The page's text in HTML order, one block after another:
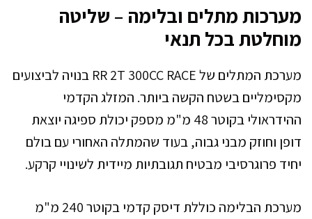
מערכות מתלים ובלימה – שליטה
מוחלטת בכל תנאי
מערכת המתלים של RR 2T 300CC RACE בנויה לביצועים
מקסימליים בשטח הקשה ביותר. המזלג הקדמי
ההידראולי בקוטר 48 מ"מ מספק יכולת ספיגה יוצאת
דופן וחוזק מבני גבוה, בעוד שהמתלה האחורי עם בולם
יחיד פרוגרסיבי מבטיח תגובתיות מיידית לשינויי קרקע.
מערכת הבלימה כוללת דיסק קדמי בקוטר 240 מ"מ